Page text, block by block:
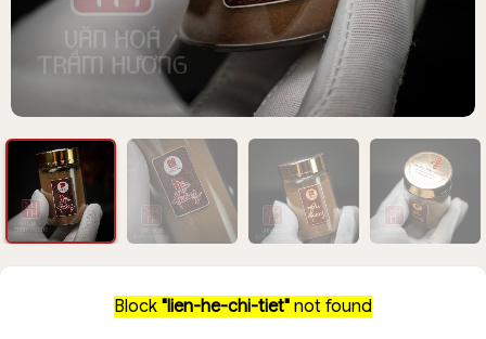
Block "lien-he-chi-tiet" not found